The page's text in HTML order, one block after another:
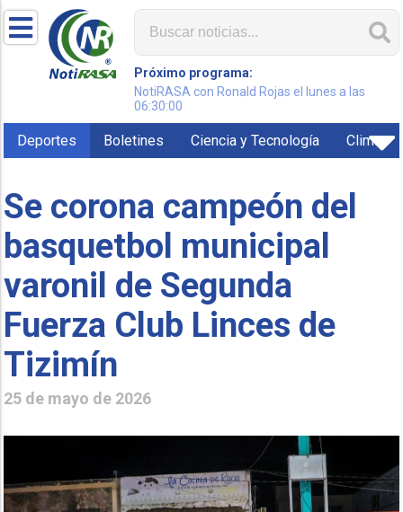
Próximo programa:
NotiRASA con Ronald Rojas el lunes a las
06:30:00
Deportes Boletines Ciencia y Tecnología Clima
Se corona campeón del
basquetbol municipal
varonil de Segunda
Fuerza Club Linces de
Tizimín
25 de mayo de 2026